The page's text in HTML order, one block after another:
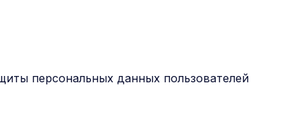
персональных данных пользователей